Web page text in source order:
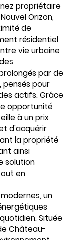
propriétaire
Orizon,
de
résidentiel
vie urbaine
par de
pour
actifs. Grâce
opportunité
à un prix
d'acquérir
la propriété
ainsi
solution
en
un
Située
Château-